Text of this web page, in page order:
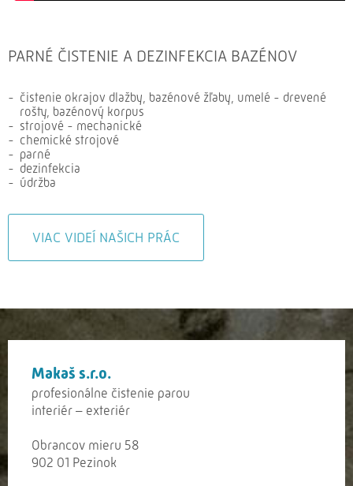
PARNÉ ČISTENIE A DEZINFEKCIA BAZÉNOV
čistenie okrajov dlažby, bazénové žľaby, umelé - drevené
rošty, bazénový korpus
strojové - mechanické
chemické strojové
parné
dezinfekcia
údržba
VIAC VIDEÍ NAŠICH PRÁC
Makaš s.r.o.
profesionálne čistenie parou
interiér – exteriér
Obrancov mieru 58
902 01 Pezinok